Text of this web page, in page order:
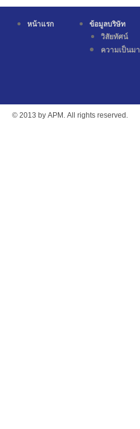
หน้าแรก
ข้อมูลบริษัท
วิสัยทัศน์
ความเป็นมา
© 2013 by APM. All rights reserved.